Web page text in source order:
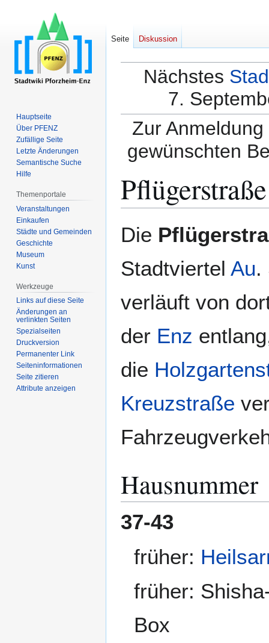
Nächstes
7.
Zur
gewünschten
Pflügerstraße
Navigation
Suche
Die
Stadtviertel Au.
verläuft von
der Enz
die
Kreuzstraße
Hausnummer
37-43
früher:
früher:
Box
Seite Diskussion
Hauptseite
Über PFENZ
Zufällige Seite
Letzte Änderungen
Semantische Suche
Hilfe
Themenportale
Veranstaltungen
Einkaufen
Städte und Gemeinden
Geschichte
Museum
Kunst
Werkzeuge
Links auf diese Seite
Änderungen an
verlinkten Seiten
Spezialseiten
Druckversion
Permanenter Link
Seiten­­informationen
Seite zitieren
Attribute anzeigen